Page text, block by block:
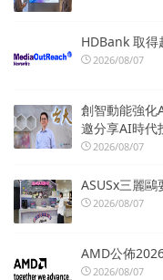
HDBank 取得
2026/08/07
創智動能強化
邀分享AI時代
2026/08/07
ASUSx三麗鷗
2026/08/07
AMD公佈
2026/08/07